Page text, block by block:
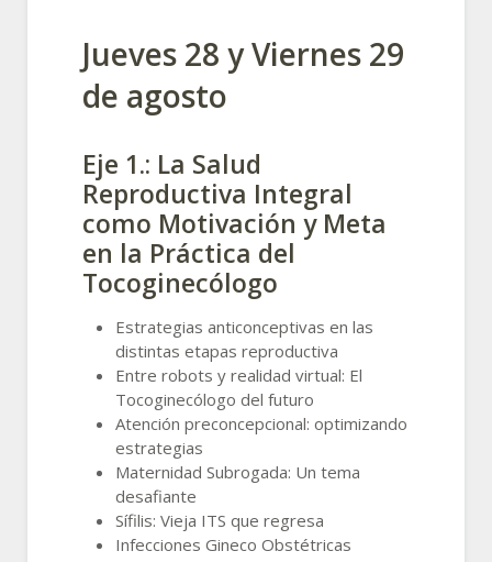
Jueves 28 y Viernes 29
de agosto
Eje 1.: La Salud
Reproductiva Integral
como Motivación y Meta
en la Práctica del
Tocoginecólogo
Estrategias anticonceptivas en las
distintas etapas reproductiva
Entre robots y realidad virtual: El
Tocoginecólogo del futuro
Atención preconcepcional: optimizando
estrategias
Maternidad Subrogada: Un tema
desafiante
Sífilis: Vieja ITS que regresa
Infecciones Gineco Obstétricas